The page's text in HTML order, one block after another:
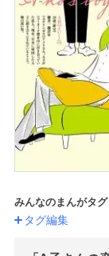
みんなのまんがタグ
タグ編集